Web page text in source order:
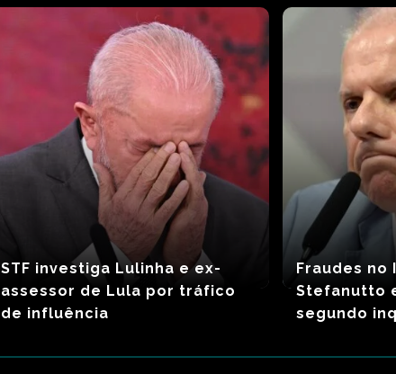
STF investiga Lulinha e ex-
assessor de Lula por tráfico
de influência
Fraudes no
Stefanutto
segundo